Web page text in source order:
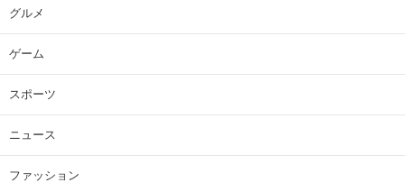
グルメ
ゲーム
スポーツ
ニュース
ファッション